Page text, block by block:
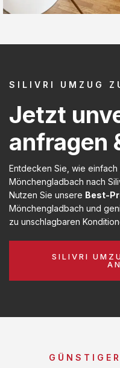
SILIVRI UMZUG
Jetzt
anfragen
Entdecken Sie, wie
Mönchengladbach nach
Nutzen Sie unsere Best-
Mönchengladbach und
zu unschlagbaren
SILIVRI